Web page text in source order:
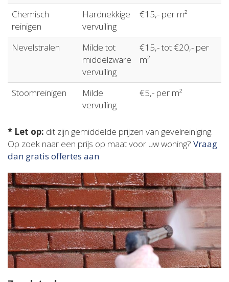
Chemisch
reinigen
Hardnekkige
vervuiling
€15,- per m²
Nevelstralen
Milde tot
middelzware
vervuiling
€15,- tot €20,- per
m²
Stoomreinigen
Milde
vervuiling
€5,- per m²
* Let op: dit zijn gemiddelde prijzen van gevelreiniging.
Op zoek naar een prijs op maat voor uw woning? Vraag
dan gratis offertes aan.